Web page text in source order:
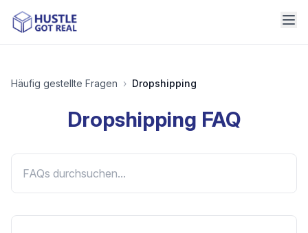
Häufig gestellte Fragen › Dropshipping
Dropshipping FAQ